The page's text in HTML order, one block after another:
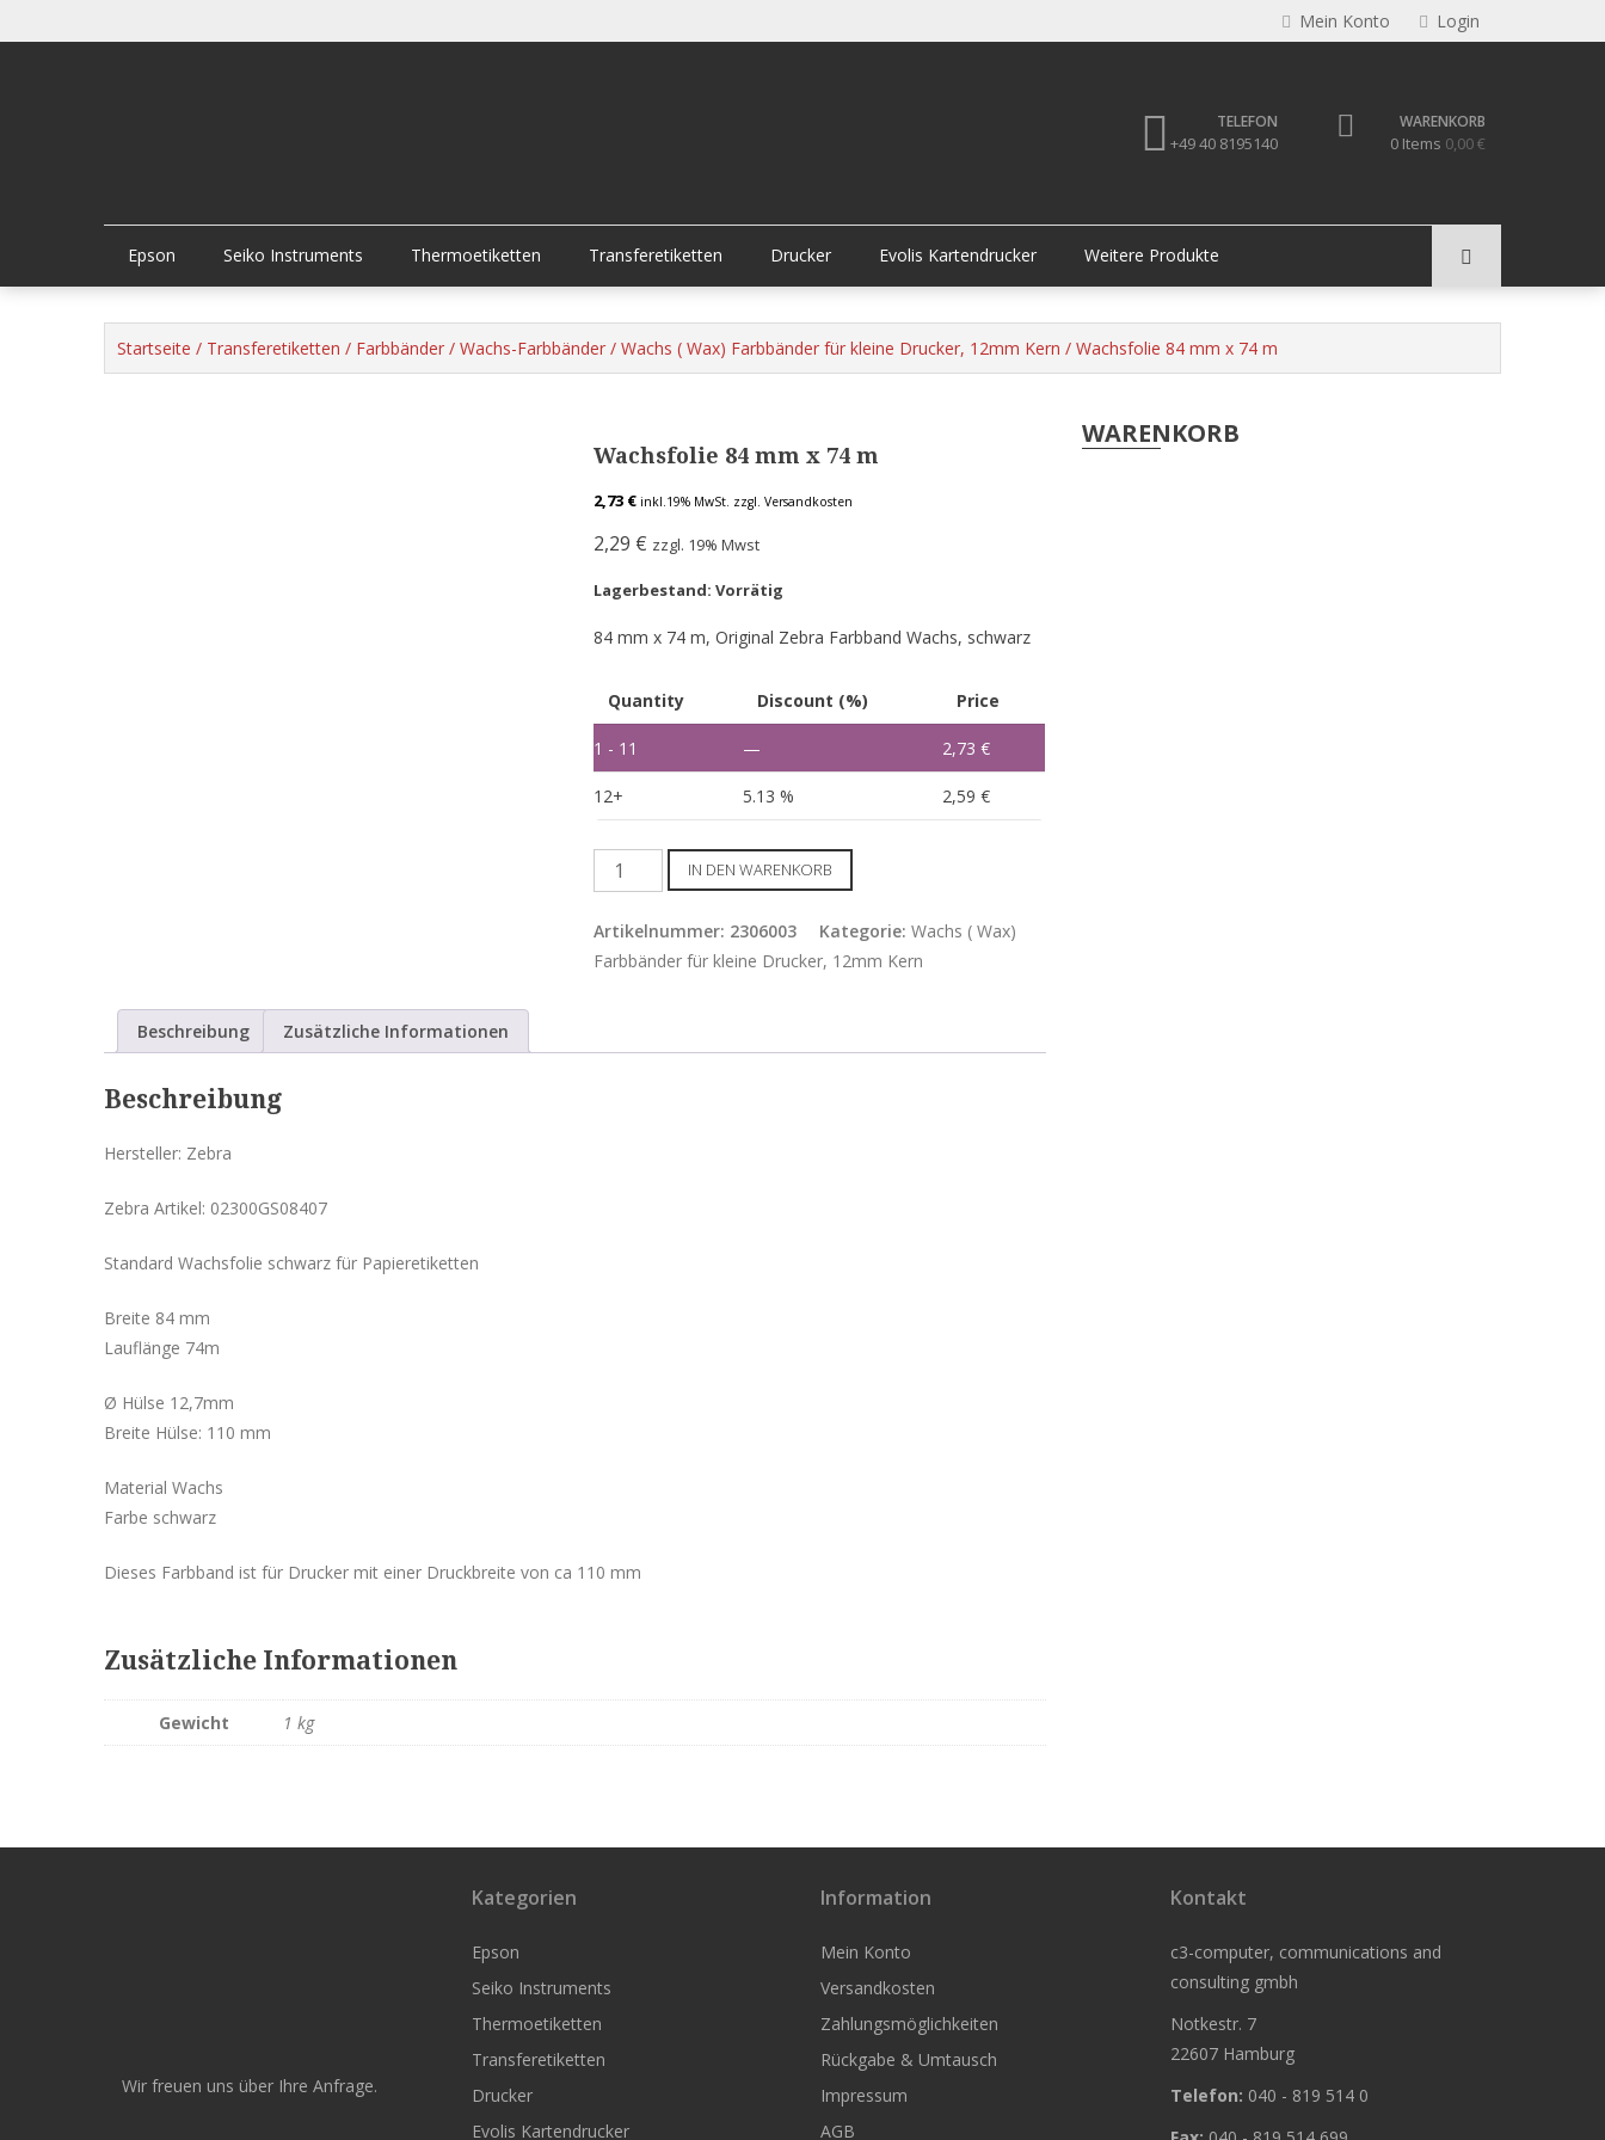
to
Mein Konto Login
TELEFON
+49 40 8195140
WARENKORB
0 Items 0,00 €
Epson Seiko Instruments Thermoetiketten Transferetiketten Drucker Evolis Kartendrucker Weitere Produkte
Startseite / Transferetiketten / Farbbänder / Wachs-Farbbänder / Wachs ( Wax) Farbbänder für kleine Drucker, 12mm Kern / Wachsfolie 84 mm x 74 m
Wachsfolie 84 mm x 74 m
2,73 € inkl.19% MwSt. zzgl. Versandkosten
2,29 € zzgl. 19% Mwst
Lagerbestand: Vorrätig
84 mm x 74 m, Original Zebra Farbband Wachs, schwarz
Quantity Discount (%) Price
1 - 11 — 2,73€
12+ 5.13 % 2,59€
Wachsfolie
84
mm
x
IN DEN WARENKORB
Artikelnummer: 2306003 Kategorie:Wachs ( Wax)
Farbbänder für kleine Drucker, 12mm Kern
Beschreibung Zusätzliche Informationen
Beschreibung
Hersteller: Zebra
Zebra Artikel: 02300GS08407
Standard Wachsfolie schwarz für Papieretiketten
Breite 84 mm
Lauflänge 74m
Ø Hülse 12,7mm
Breite Hülse: 110 mm
Material Wachs
Farbe schwarz
Dieses Farbband ist für Drucker mit einer Druckbreite von ca 110 mm
Zusätzliche Informationen
Gewicht 1 kg
WARENKORB
Wir freuen uns über Ihre Anfrage.
Kategorien
Epson
Seiko Instruments
Thermoetiketten
Transferetiketten
Drucker
Evolis Kartendrucker
Information
Mein Konto
Versandkosten
Zahlungsmöglichkeiten
Rückgabe & Umtausch
Impressum
AGB
Kontakt
c3-computer, communications and
consulting gmbh
Notkestr. 7
22607 Hamburg
Telefon: 040 - 819 514 0